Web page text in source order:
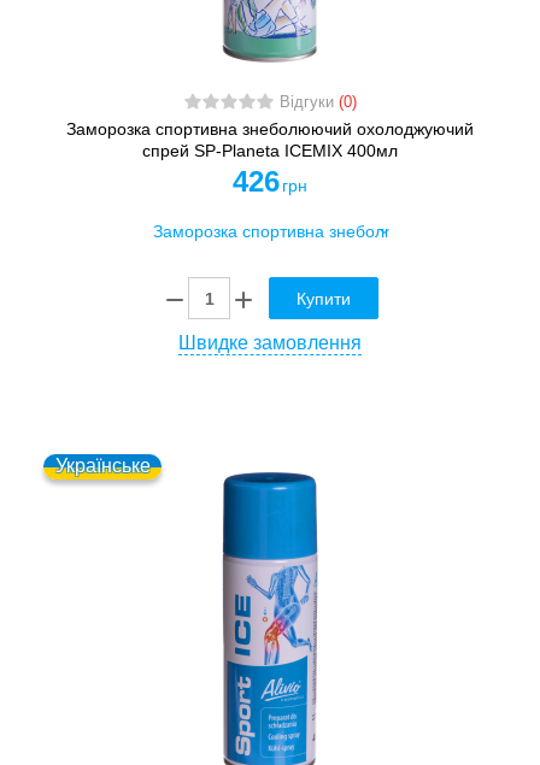
Відгуки (0)
Заморозка спортивна знеболюючий охолоджуючий
спрей SP-Planeta ICEMIX 400мл
426 грн
Купити
Швидке замовлення
Українське